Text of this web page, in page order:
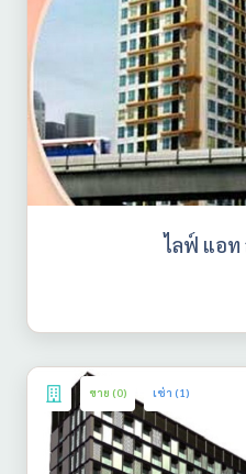
ไลฟ์ แอท
ขาย (0) เช่า (1)